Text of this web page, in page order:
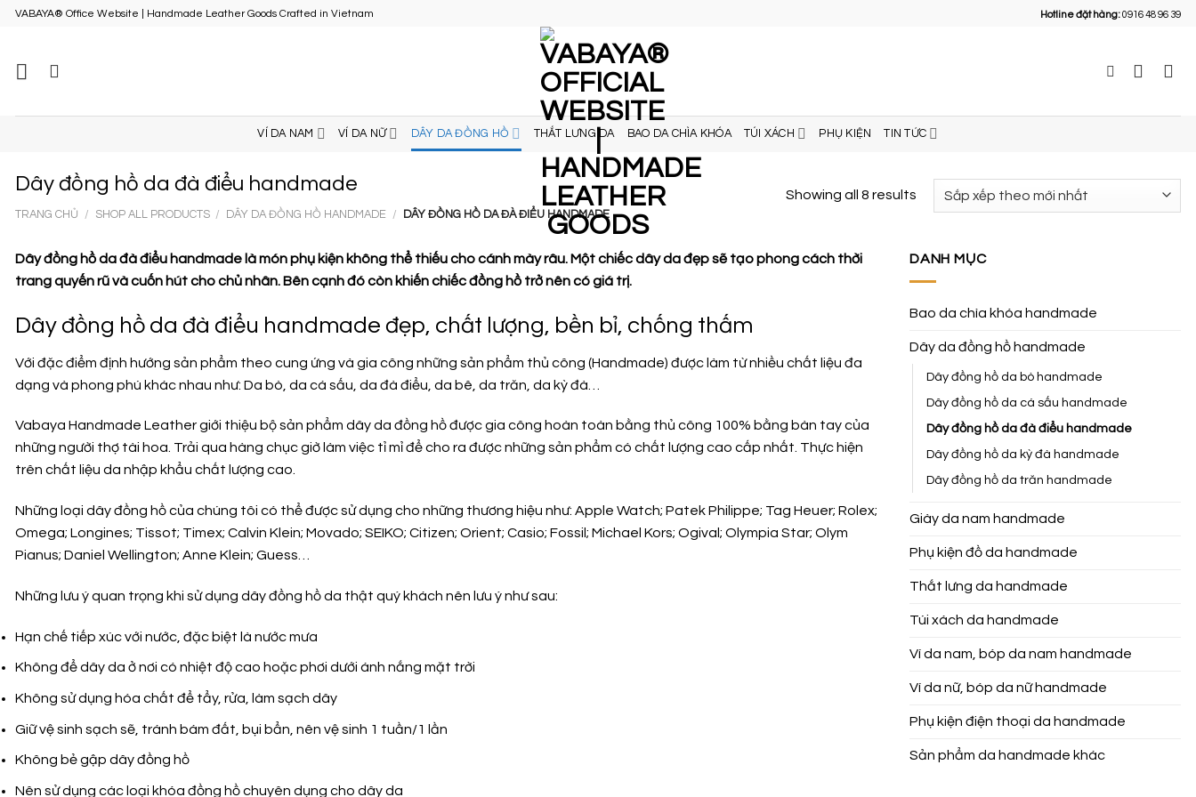
SkipVABAYA® Office Website | Handmade Leather Goods Crafted in Vietnam Hotline đặt hàng:0916 48 96 39
VÍ DA NAM VÍ DA NỮ DÂY DA ĐỒNG HỒ THẮT LƯNG DA BAO DA CHÌA KHÓA TÚI XÁCH PHỤ KIỆN TIN TỨC
Dây đồng hồ da đà điểu handmade
TRANG CHỦ / SHOP ALL PRODUCTS / DÂY DA ĐỒNG HỒ HANDMADE / DÂY ĐỒNG HỒ DA ĐÀ ĐIỂU HANDMADE
Showing all 8 results
Dây đồng hồ da đà điểu handmade là món phụ kiện không thể thiếu cho cánh mày râu. Một chiếc dây da đẹp sẽ tạo phong cách thời
trang quyến rũ và cuốn hút cho chủ nhân. Bên cạnh đó còn khiến chiếc đồng hồ trở nên có giá trị.
Dây đồng hồ da đà điểu handmade đẹp, chất lượng, bền bỉ, chống thấm
Với đặc điểm định hướng sản phẩm theo cung ứng và gia công những sản phẩm thủ công (Handmade) được làm từ nhiều chất liệu đa
dạng và phong phú khác nhau như: Da bò, da cá sấu, da đà điểu, da bê, da trăn, da kỳ đà…
Vabaya Handmade Leather giới thiệu bộ sản phẩm dây da đồng hồ được gia công hoàn toàn bằng thủ công 100% bằng bàn tay của
những người thợ tài hoa. Trải qua hàng chục giờ làm việc tỉ mỉ để cho ra được những sản phẩm có chất lượng cao cấp nhất. Thực hiện
trên chất liệu da nhập khẩu chất lượng cao.
Những loại dây đồng hồ của chúng tôi có thể được sử dụng cho những thương hiệu như: Apple Watch; Patek Philippe; Tag Heuer; Rolex;
Omega; Longines; Tissot; Timex; Calvin Klein; Movado; SEIKO; Citizen; Orient; Casio; Fossil; Michael Kors; Ogival; Olympia Star; Olym
Pianus; Daniel Wellington; Anne Klein; Guess…
Những lưu ý quan trọng khi sử dụng dây đồng hồ da thật quý khách nên lưu ý như sau:
Hạn chế tiếp xúc với nước, đặc biệt là nước mưa
Không để dây da ở nơi có nhiệt độ cao hoặc phơi dưới ánh nắng mặt trời
Không sử dụng hóa chất để tẩy, rửa, làm sạch dây
Giữ vệ sinh sạch sẽ, tránh bám đất, bụi bẩn, nên vệ sinh 1 tuần/1 lần
Không bẻ gập dây đồng hồ
Nên sử dụng các loại khóa đồng hồ chuyên dụng cho dây da
DANH MỤC
Bao da chìa khóa handmade
Dây da đồng hồ handmade
Dây đồng hồ da bò handmade
Dây đồng hồ da cá sấu handmade
Dây đồng hồ da đà điểu handmade
Dây đồng hồ da kỳ đà handmade
Dây đồng hồ da trăn handmade
Giày da nam handmade
Phụ kiện đồ da handmade
Thắt lưng da handmade
Túi xách da handmade
Ví da nam, bóp da nam handmade
Ví da nữ, bóp da nữ handmade
Phụ kiện điện thoại da handmade
Sản phẩm da handmade khác